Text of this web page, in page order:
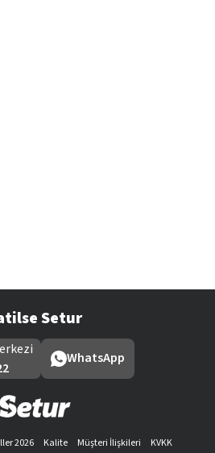
Setur
WhatsApp
2026 Kalite Müşteri İlişkileri
KVKK